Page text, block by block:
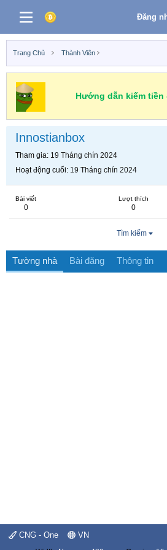
Đăng
Trang Chủ Thành Viên
Hướng dẫn kiếm
Innostianbox
Tham gia 19 Tháng chín 2024
Hoạt động cuối 19 Tháng chín 2024
Bài viết
0
Lượt thích
0
Tìm kiếm
Tường nhà Bài đăng Thông tin
CNG - One VN